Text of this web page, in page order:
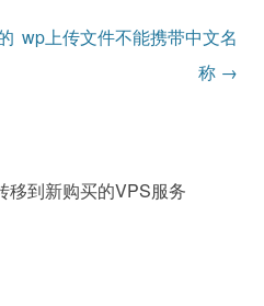
wp上传文件不能携带中文名
称 →
移到新购买的VPS服务